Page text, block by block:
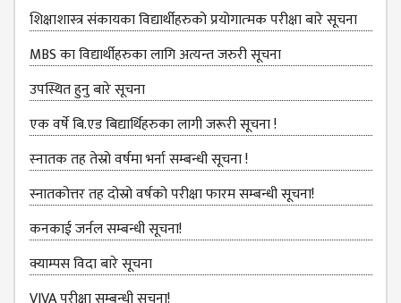
BACHELOR
MANAGEMENT(BBS)
EDUCATION(B.ED)
HUMANITIES (BA)
MASTER
EDUCATION(M.ED)
MANAGEMENT
(MBS)
ACADEMIC
शिक्षाशास्त्र संकायका विद्यार्थीहरुको प्रयोगात्‍मक परीक्षा बारे सूचना
MBS का विद्यार्थीहरुका लागि अत्यन्त जरुरी सूचना
उपस्थित हुनु बारे सूचना
एक वर्षे बि.एड बिद्यार्थिहरुका लागी जरूरी सूचना !
स्‍नातक तह तेस्रो वर्षमा भर्ना सम्बन्धी सूचना !
स्नातकोत्तर तह दोस्रो वर्षको परीक्षा फारम सम्बन्धी सूचना!
कनकाई जर्नल सम्बन्धी सूचना!
क्याम्पस विदा बारे सूचना